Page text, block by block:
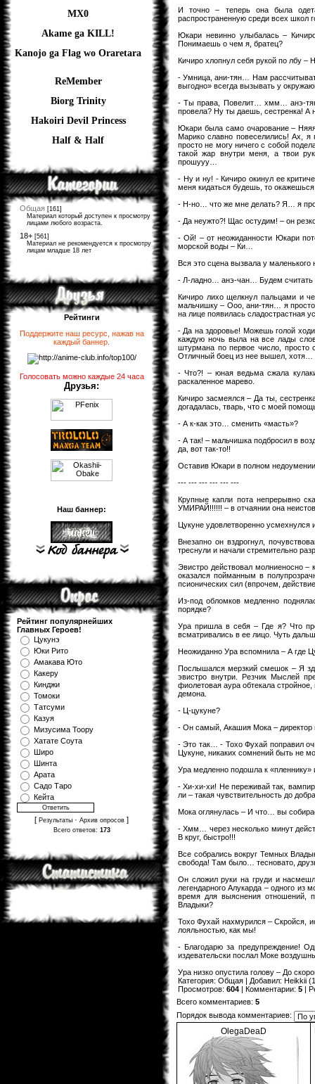
MX0
Akame ga KILL!
Kanojo ga Flag wo Oraretara
ReMember
Biorg Trinity
Hakoiri Devil Princess
Half & Half
Общая [161]
Материал который доступен к просмотру
лицами любого возраста.
18+ [561]
Материал не рекомендуется к просмотру
лицам младше 18 лет
Рейтинги
Поддержите наш ресурс, нажав на
каждый баннер
Голосовать можно каждые 24 часа
Друзья:
Наш баннер:
Рейтинг популярнейших
Главных Героев!
Цукунэ
Юки Рито
Амакава Юто
Какеру
Кинджи
Томоки
Татсуми
Казуя
Мизуcима Тоору
Хатате Соута
Широ
Шинта
Арата
Садо Таро
Кейта
[ Результаты · Архив опросов ]
Всего ответов: 173
И точно – теперь она была
распространенную среди всех
Юкари невинно улыбалась –
Понимаешь о чем я, братец?
Кичиро хлопнул себя рукой по лбу
- Умница, ани-тян… Нам
выгодно» всегда вызывать у
- Ты права, Повелит… хмм… анэ-
провела? Ну ты даешь, сестренка! А
Юкари была само очарование –
Марико славно повеселились! Ах,
просто не могу ничего с собой
такой жар внутри меня, а твои
прошууу…
- Ну и ну! - Кичиро окинул ее
меня кидаться будешь, то
- Н-но… что же мне делать? Я… я
- Да неужто?! Щас остудим! – он
- Ой! – от неожиданности Юкари
морской воды – Ки…
Вся это сцена вызвала у маленького
- Л-ладно… анэ-чан… Будем считать
Кичиро лихо щелкнул пальцами и
мальчишку – Ооо, ани-тян… я
на лице появилась сладострастная
- Да на здоровье! Можешь голой
каждую ночь выла на все лады
штурмана по первое число, просто
Отличный боец из нее вышел, хотя…
- Что?! – юная ведьма сжала
раскаленное марево.
Кичиро засмеялся – Да ты,
догадалась, тварь, что с моей
- А к-как это… сменить «масть»?
- А так! – мальчишка подбросил в
да, вот так-то!!
Оставив Юкари в полном
--- --- --- --- --- ---
Крупные капли пота
УМИРАЙ!!!!!! – в отчаянии она
Цукуне удовлетворенно усмехнулся
Внезапно он вздрогнул,
треснули и начали стремительно
Эвистро действовал молниеносно –
оказался пойманным в
псионических сил (впрочем,
Из-под обломков медленно
порядке?
Ура пришла в себя – Где я? Что
всматривались в ее лицо. Чуть
Неожиданно Ура вспомнила – А где
Послышался мерзкий смешок – Я
эвистро внутри. Резчик Мыслей
фиолетовая аура обтекала
демона.
- Ц-цукуне?
- Он самый, Акашия Мока – директор
- Это так… - Тохо Фухай поправил
Цукуне, никаких сомнений быть не
Ура медленно подошла к
- Хи-хи-хи! Не переживай так,
ли – такая чувствительность до
Мока оглянулась – И что… вы
- Хмм… через несколько минут
В круг, быстро!!!
Все собрались вокруг Темных
свобода! Там было… тесновато,
Он сложил руки на груди и
легендарного Алукарда – одного
время для выяснения отношений,
Владыки?
Тохо Фухай нахмурился – Скройся,
лояльностью, как мы!
- Благодарю за предупреждение!
издевательски послал Моке
Ура низко опустила голову – До
Категория: Общая | Добавил: Heikkii
Просмотров: 604 | Комментарии: 5 |
Всего комментариев: 5
Порядок вывода комментариев:
OlegaDeaD